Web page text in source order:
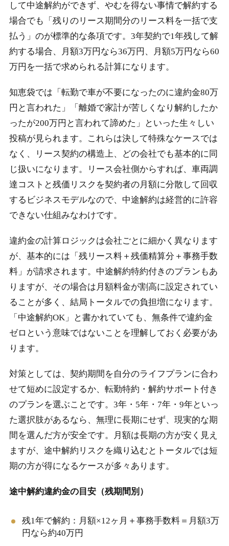
して中途解約ができず、やむを得ない事情で解約する
場合でも「残りのリース期間分のリース料を一括で支
払う」のが標準的な条項です。3年契約で1年残して解
約する場合、月額3万円なら36万円、月額5万円なら60
万円を一括で求められる計算になります。
知恵袋では「転勤で車が不要になったのに違約金80万
円と言われた」「離婚で家計が苦しくなり解約したか
ったが200万円と言われて諦めた」といった生々しい
投稿が見られます。これらは決して特殊なケースでは
なく、リース契約の構造上、どの会社でも基本的に同
じ扱いになります。リース会社側からすれば、車両調
達コストと残価リスクを契約者の月額に分散して回収
するビジネスモデルなので、中途解約は経営的に許容
できない仕組みなわけです。
違約金の計算ロジックは会社ごとに細かく異なります
が、基本的には「残リース料＋残価精算分＋事務手数
料」が請求されます。中途解約特約付きのプランもあ
りますが、その場合は月額料金が割高に設定されてい
ることが多く、結局トータルでの負担増になります。
「中途解約OK」と書かれていても、無条件で違約金
ゼロという意味ではないことを理解しておく必要があ
ります。
対策としては、契約期間を自分のライフプランに合わ
せて短めに設定するか、転勤特約・解約サポート付き
のプランを選ぶことです。3年・5年・7年・9年といっ
た選択肢があるなら、無理に長期にせず、現実的な期
間を選んだ方が安全です。月額は長期の方が安く見え
ますが、途中解約リスクを織り込むとトータルでは短
期の方が得になるケースが多々あります。
途中解約違約金の目安（残期間別）
残1年で解約：月額×12ヶ月＋事務手数料＝月額3万
円なら約40万円